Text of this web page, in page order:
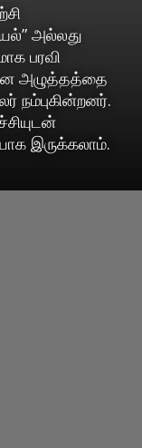
அல்லது
பரவி
மன அழுத்தத்தை
நம்புகின்றனர்.
இருக்கலாம்.